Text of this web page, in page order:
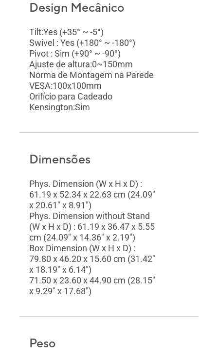
Design Mecânico
Tilt:Yes (+35° ~ -5°)
Swivel : Yes (+180° ~ -180°)
Pivot : Sim (+90° ~ -90°)
Ajuste de altura:0~150mm
Norma de Montagem na Parede
VESA:100x100mm
Orifício para Cadeado
Kensington:Sim
Dimensões
Phys. Dimension (W x H x D) :
61.19 x 52.34 x 22.63 cm (24.09"
x 20.61" x 8.91")
Phys. Dimension without Stand
(W x H x D) : 61.19 x 36.47 x 5.55
cm (24.09" x 14.36" x 2.19")
Box Dimension (W x H x D) :
79.80 x 46.20 x 15.60 cm (31.42"
x 18.19" x 6.14")
71.50 x 23.60 x 44.90 cm (28.15"
x 9.29" x 17.68")
Peso